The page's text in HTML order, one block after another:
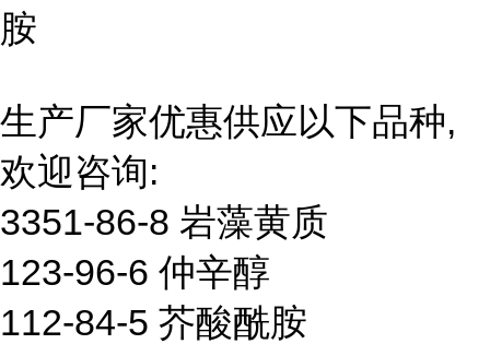
胺
生产厂家优惠供应以下品种,
欢迎咨询:
3351-86-8 岩藻黄质
123-96-6 仲辛醇
112-84-5 芥酸酰胺